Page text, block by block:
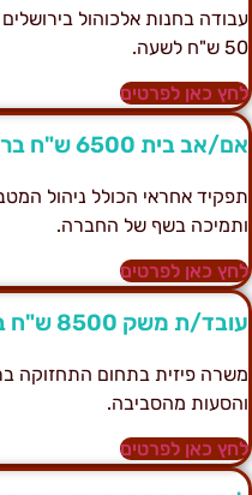
לשעה.
כאן לפרטים
אב בית 6500 ש"ח בראשון לציון
אחראי הכולל ניהול
בשף של החברה.
כאן לפרטים
ת משק 8500 ש"ח בראשון לציון
מהסביבה.
כאן לפרטים